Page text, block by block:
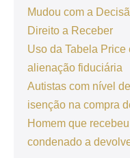
Mudou com a
Direito a Receber
Uso da Tabela
alienação fiduciária
Autistas com nível
isenção na compra
Homem que
condenado a